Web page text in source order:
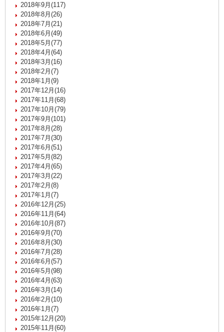
2018年9月(117)
2018年8月(26)
2018年7月(21)
2018年6月(49)
2018年5月(77)
2018年4月(64)
2018年3月(16)
2018年2月(7)
2018年1月(9)
2017年12月(16)
2017年11月(68)
2017年10月(79)
2017年9月(101)
2017年8月(28)
2017年7月(30)
2017年6月(51)
2017年5月(82)
2017年4月(65)
2017年3月(22)
2017年2月(8)
2017年1月(7)
2016年12月(25)
2016年11月(64)
2016年10月(87)
2016年9月(70)
2016年8月(30)
2016年7月(28)
2016年6月(57)
2016年5月(98)
2016年4月(63)
2016年3月(14)
2016年2月(10)
2016年1月(7)
2015年12月(20)
2015年11月(60)